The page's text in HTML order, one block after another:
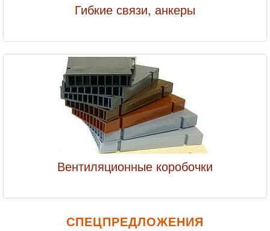
Гибкие связи, анкеры
Вентиляционные коробочки
СПЕЦПРЕДЛОЖЕНИЯ